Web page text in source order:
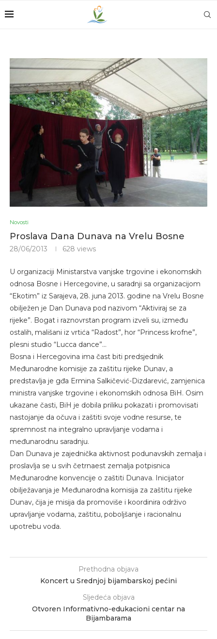
Novosti
Proslava Dana Dunava na Vrelu Bosne
28/06/2013 628 views
U organizaciji Ministarstva vanjske trgovine i ekonomskih
odnosa Bosne i Hercegovine, u saradnji sa organizacijom
“Ekotim” iz Sarajeva, 28. juna 2013. godine na Vrelu Bosne
obilježen je Dan Dunava pod nazivom “Aktiviraj se za
rijeke”. Bogat i raznovrstan program izveli su, između
ostalih, mališani iz vrtića “Radost”, hor “Princess krofne”,
plesni studio “Lucca dance”…
Bosna i Hercegovina ima čast biti predsjednik
Međunarodne komisije za zaštitu rijeke Dunav, a
predstavlja je gđa Ermina Salkičević-Dizdarević, zamjenica
ministra vanjske trgovine i ekonomskih odnosa BiH. Osim
ukazane časti, BiH je dobila priliku pokazati i promovisati
nastojanje da očuva i zaštiti svoje vodne resurse, te
spremnost na integralno upravljanje vodama i
međunarodnu saradnju.
Dan Dunava je zajednička aktivnost podunavskih zemalja i
proslavlja se u svih četrnaest zemalja potpisnica
Međunarodne konvencije o zaštiti Dunava. Inicijator
obilježavanja je Međunarodna komisija za zaštitu rijeke
Dunav, čija je misija da promoviše i koordinira održivo
upravljanje vodama, zaštitu, poboljšanje i racionalnu
upotrebu voda.
Prethodna objava
Koncert u Srednjoj bijambarskoj pećini
Sljedeća objava
Otvoren Informativno-edukacioni centar na
Bijambarama